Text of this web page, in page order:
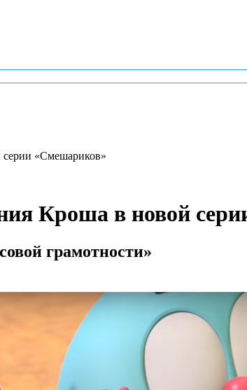
«Смешариков»
Кроша в новой
грамотности»